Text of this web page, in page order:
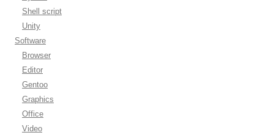
Shell script
Unity
Software
Browser
Editor
Gentoo
Graphics
Office
Video